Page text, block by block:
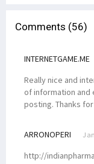
Comments (56)
INTERNETGAME.ME
Really nice and
of information and
posting. Thanks
ARRONOPERI
http://